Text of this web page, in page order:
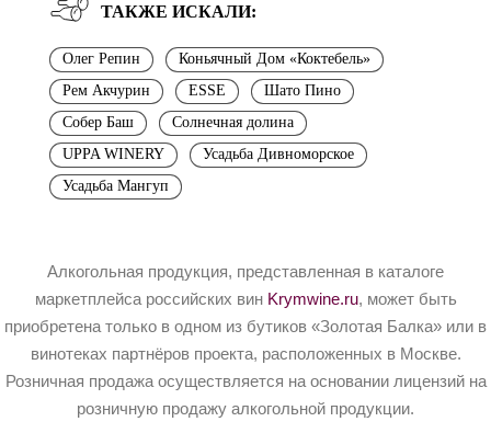
ТАКЖЕ ИСКАЛИ:
Олег Репин
Коньячный Дом «Коктебель»
Рем Акчурин
ESSE
Шато Пино
Собер Баш
Солнечная долина
UPPA WINERY
Усадьба Дивноморское
Усадьба Мангуп
Алкогольная продукция, представленная в каталоге
маркетплейса российских вин Krymwine.ru, может быть
приобретена только в одном из бутиков «Золотая Балка» или в
винотеках партнёров проекта, расположенных в Москве.
Розничная продажа осуществляется на основании лицензий на
розничную продажу алкогольной продукции.